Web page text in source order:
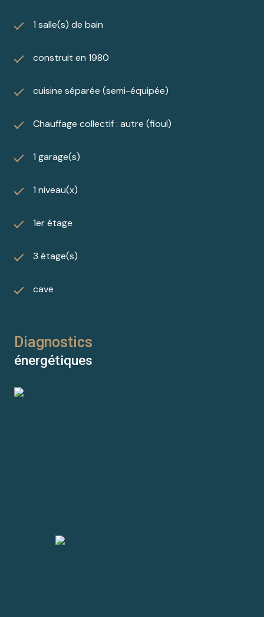
1 salle(s) de bain
construit en 1980
cuisine séparée (semi-équipée)
Chauffage collectif : autre (fioul)
1 garage(s)
1 niveau(x)
1er étage
3 étage(s)
cave
Diagnostics
énergétiques